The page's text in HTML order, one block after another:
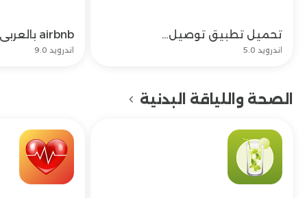
تحميل تطبيق توصيل نسائي وتحديث تنزيل wsslini app مجاناً
اندرويد 5.0 اندرويد 9.0
الصحة واللياقة البدنية